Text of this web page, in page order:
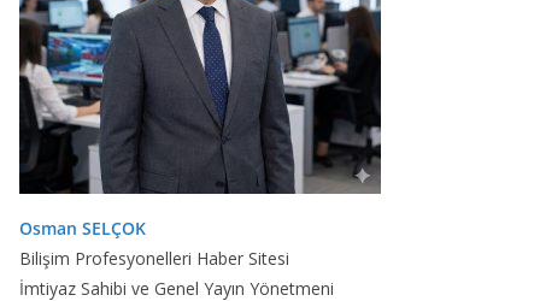
Osman SELÇOK
Bilişim Profesyonelleri Haber Sitesi
İmtiyaz Sahibi ve Genel Yayın Yönetmeni